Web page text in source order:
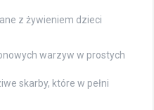
z żywieniem dzieci
warzyw w prostych
skarby, które w pełni